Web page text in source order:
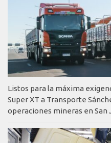
Listos para la máxima
Super XT a Transporte
operaciones mineras en San